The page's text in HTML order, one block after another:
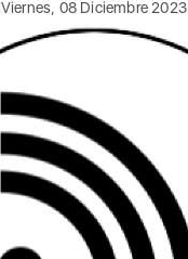
Viernes, 08 Diciembre 2023